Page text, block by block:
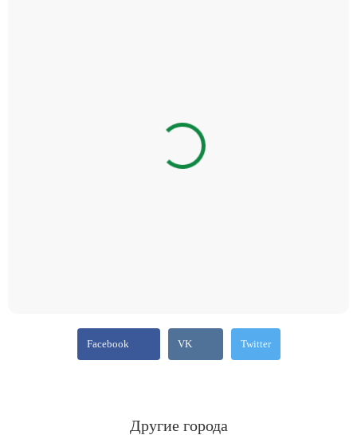
Facebook VK Twitter
Другие города